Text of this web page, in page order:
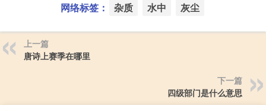
网络标签： 杂质 水中 灰尘
上一篇
唐诗上赛季在哪里
下一篇
四级部门是什么意思